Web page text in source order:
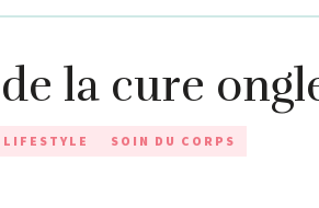
la cure
LIFESTYLE SOIN DU CORPS